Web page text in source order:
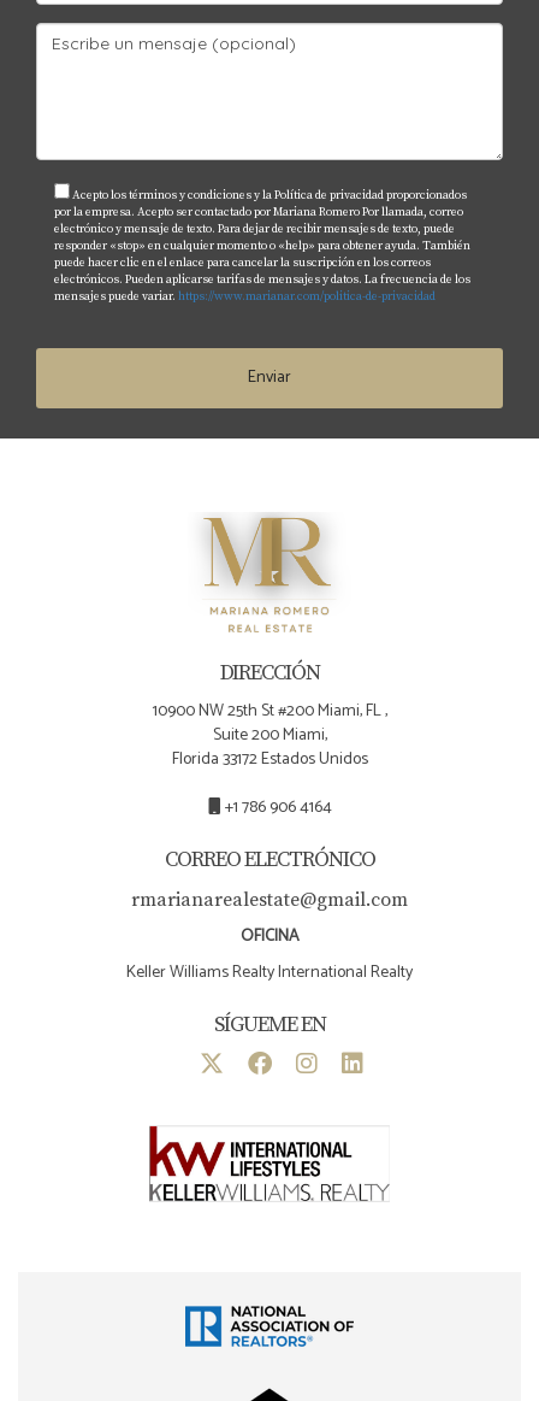
operativos más altos. Asegúrate de hacer tu tarea antes
Existen varias opciones como hipotecas convencionales,
préstamos FHA o financiamiento privado. Cada uno tiene
sus pros y contras; lo mejor es consultar con un asesor
financiero para encontrar lo que mejor se adapte a tus
hacia el éxito inmobiliario. Contacta a Mariana Romero
hoy mismo para recibir asesoría personalizada y dar ese
Acepto los términos y condiciones y la Política de privacidad proporcionados
por la empresa. Acepto ser contactado por Mariana Romero Por llamada, correo
electrónico y mensaje de texto. Para dejar de recibir mensajes de texto, puede
responder «stop» en cualquier momento o «help» para obtener ayuda. También
puede hacer clic en el enlace para cancelar la suscripción en los correos
electrónicos. Pueden aplicarse tarifas de mensajes y datos. La frecuencia de los
mensajes puede variar. https://www.marianar.com/politica-de-privacidad
Enviar
DIRECCIÓN
10900 NW 25th St #200 Miami, FL ,
Suite 200 Miami,
Florida 33172 Estados Unidos
+1 786 906 4164
CORREO ELECTRÓNICO
rmarianarealestate@gmail.com
OFICINA
Keller Williams Realty International Realty
SÍGUEME EN